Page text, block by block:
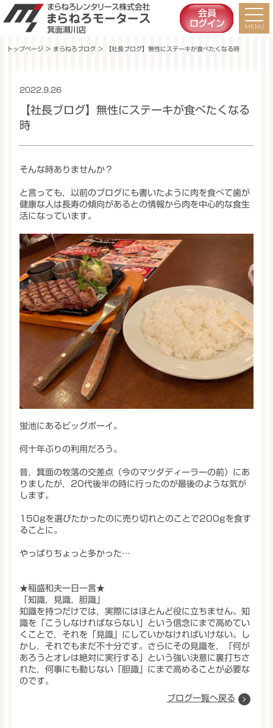
トップページ ＞ まらねろブログ ＞ 【社長ブログ】無性にステーキが食べたくなる時
2022.9.26
【社長ブログ】無性にステーキが食べたくなる
時
そんな時ありませんか？
と言っても，以前のブログにも書いたように肉を食べて歯が
健康な人は長寿の傾向があるとの情報から肉を中心的な食生
活になっています。
蛍池にあるビッグボーイ。
何十年ぶりの利用だろう。
昔，箕面の牧落の交差点（今のマツダディーラーの前）にあ
りましたが，20代後半の時に行ったのが最後のような気が
します。
150gを選びたかったのに売り切れとのことで200gを食す
ることに。
やっぱりちょっと多かった…
★稲盛和夫一日一言★
「知識，見識，胆識」
知識を持つだけでは，実際にはほとんど役に立ちません。知
識を「こうしなければならない」という信念にまで高めてい
くことで，それを「見識」にしていかなければいけない。し
かし，それでもまだ不十分です。さらにその見識を，「何が
あろうとオレは絶対に実行する」という強い決意に裏打ちさ
れた，何事にも動じない「胆識」にまで高めることが必要な
のです。
ブログ一覧へ戻る